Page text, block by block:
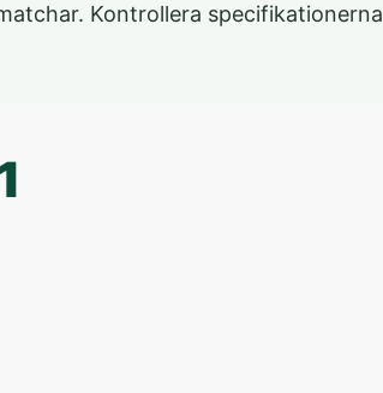
Kontrollera specifikationerna